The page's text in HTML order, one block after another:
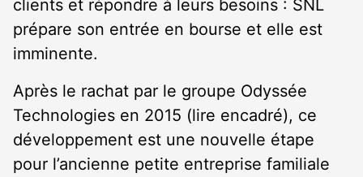
clients et répondre à leurs besoins : SNL
prépare son entrée en bourse et elle est
imminente.
Après le rachat par le groupe Odyssée
Technologies en 2015 (lire encadré), ce
développement est une nouvelle étape
pour l’ancienne petite entreprise familiale